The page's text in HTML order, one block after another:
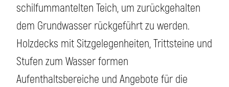
schilfummantelten Teich, um zurückgehalten
dem Grundwasser rückgeführt zu werden.
Holzdecks mit Sitzgelegenheiten, Trittsteine und
Stufen zum Wasser formen
Aufenthaltsbereiche und Angebote für die